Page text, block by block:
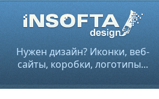
Нужен дизайн? Иконки, веб-
сайты, коробки, логотипы...